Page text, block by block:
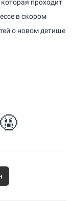
проходит
в скором
о новом детище
🤬